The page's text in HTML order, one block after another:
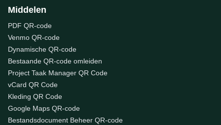
Middelen
PDF QR-code
Venmo QR-code
Dynamische QR-code
Bestaande QR-code omleiden
Project Taak Manager QR Code
vCard QR Code
Kleding QR Code
Google Maps QR-code
Bestandsdocument Beheer QR-code